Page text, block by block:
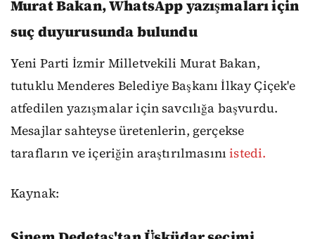
Murat Bakan, WhatsApp yazışmaları için
suç duyurusunda bulundu
Yeni Parti İzmir Milletvekili Murat Bakan,
tutuklu Menderes Belediye Başkanı İlkay Çiçek'e
atfedilen yazışmalar için savcılığa başvurdu.
Mesajlar sahteyse üretenlerin, gerçekse
tarafların ve içeriğin araştırılmasınıistedi.
Kaynak: